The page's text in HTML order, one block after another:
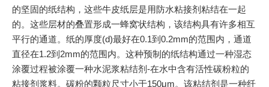
的坚固的纸结构，这些牛皮纸层是用防水粘接剂粘结在一起
的。这些层材的叠置形成一蜂窝状结构，该结构具有许多相互
平行的通道。纸的厚度(d)最好在0.1到0.2mm的范围内，通道
直径在1.2到2mm的范围内。这种预制的纸结构通过一种湿态
涂覆过程被涂覆一种水泥浆粘结剂-在水中含有活性碳粉粒的
粘接剂浆料。碳粉的颗粒尺寸小于150μm。该粘结剂是一种纤